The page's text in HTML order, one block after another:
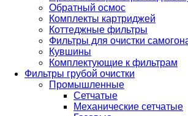
Обратный осмос
Комплекты картриджей
Коттеджные фильтры
Фильтры для очистки
Кувшины
Комплектующие к фильтрам
Фильтры грубой очистки
Промышленные
Сетчатые
Механические сетчатые